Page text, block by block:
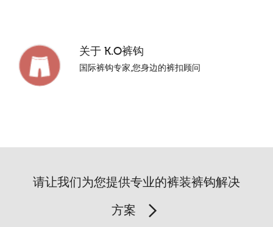
关于 K.O裤钩
国际裤钩专家,您身边的裤扣顾问
请让我们为您提供专业的裤装裤钩解决
方案